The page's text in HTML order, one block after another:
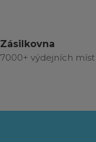
Zásilkovna
7000+ výdejních míst